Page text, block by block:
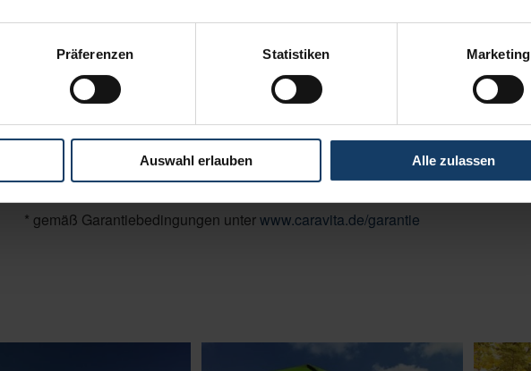
Präferenzen Statistiken Marketing
Auswahl erlauben Alle zulassen
Brillante Extras
Schirmständer
Bodenhülse
Regenrinne
* gemäß Garantiebedingungen unterwww.caravita.de/garantie